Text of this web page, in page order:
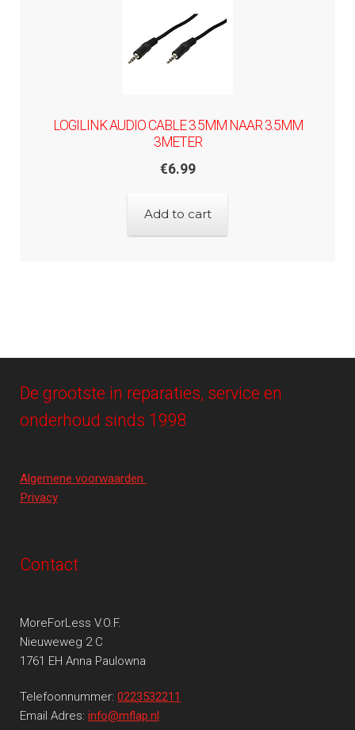
LOGILINK AUDIO CABLE 3.5MM NAAR 3.5MM
3METER
€6.99
Add to cart
De grootste in reparaties, service en
onderhoud sinds 1998
Algemene voorwaarden
Privacy
Contact
MoreForLess V.O.F.
Nieuweweg 2 C
1761 EH Anna Paulowna
Telefoonnummer: 0223532211
Email Adres: info@mflap.nl